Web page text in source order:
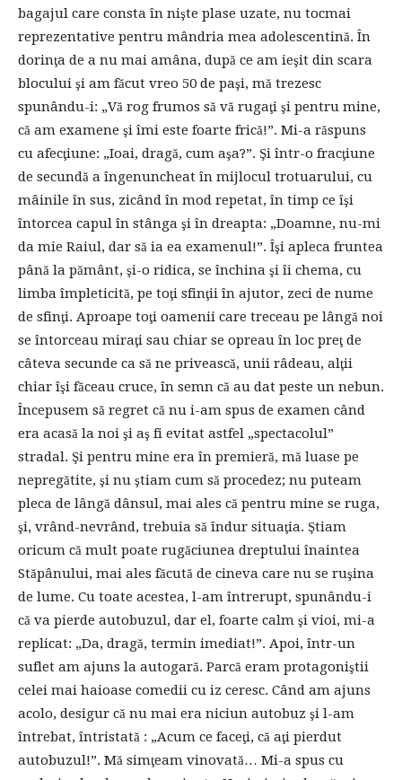
bagajul care consta în nişte plase uzate, nu tocmai
reprezentative pentru mândria mea adolescentină. În
dorinţa de a nu mai amâna, după ce am ieşit din scara
blocului şi am făcut vreo 50 de paşi, mă trezesc
spunându-i: „Vă rog frumos să vă rugaţi şi pentru mine,
că am examene şi îmi este foarte frică!”. Mi-a răspuns
cu afecţiune: „Ioai, dragă, cum aşa?”. Şi într-o fracţiune
de secundă a îngenuncheat în mijlocul trotuarului, cu
mâinile în sus, zicând în mod repetat, în timp ce îşi
întorcea capul în stânga şi în dreapta: „Doamne, nu-mi
da mie Raiul, dar să ia ea examenul!”. Îşi apleca fruntea
până la pământ, şi-o ridica, se închina şi îi chema, cu
limba împleticită, pe toţi sfinţii în ajutor, zeci de nume
de sfinţi. Aproape toţi oamenii care treceau pe lângă noi
se întorceau miraţi sau chiar se opreau în loc preţ de
câteva secunde ca să ne privească, unii râdeau, alţii
chiar îşi făceau cruce, în semn că au dat peste un nebun.
Începusem să regret că nu i-am spus de examen când
era acasă la noi şi aş fi evitat astfel „spectacolul”
stradal. Şi pentru mine era în premieră, mă luase pe
nepregătite, şi nu ştiam cum să procedez; nu puteam
pleca de lângă dânsul, mai ales că pentru mine se ruga,
şi, vrând-nevrând, trebuia să îndur situaţia. Ştiam
oricum că mult poate rugăciunea dreptului înaintea
Stăpânului, mai ales făcută de cineva care nu se ruşina
de lume. Cu toate acestea, l-am întrerupt, spunându-i
că va pierde autobuzul, dar el, foarte calm şi vioi, mi-a
replicat: „Da, dragă, termin imediat!”. Apoi, într-un
suflet am ajuns la autogară. Parcă eram protagoniştii
celei mai haioase comedii cu iz ceresc. Când am ajuns
acolo, desigur că nu mai era niciun autobuz şi l-am
întrebat, întristată : „Acum ce faceţi, că aţi pierdut
autobuzul!”. Mă simţeam vinovată… Mi-a spus cu